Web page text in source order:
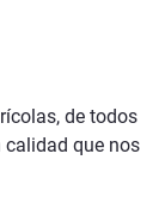
de todos
que nos